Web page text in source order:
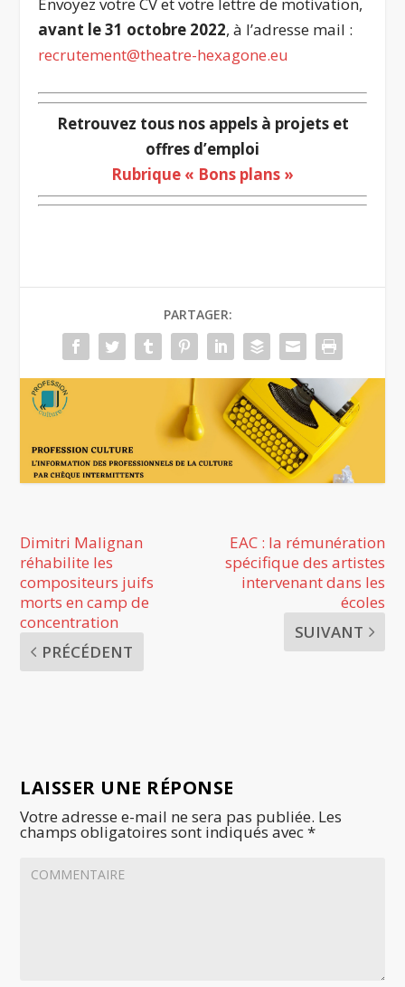
avant le 31 octobre 2022, à l’adresse mail :
recrutement@theatre-hexagone.eu
Retrouvez tous nos appels à projets et
offres d’emploi
Rubrique « Bons plans »
PARTAGER:
Dimitri Malignan
réhabilite les
compositeurs juifs
morts en camp de
concentration
PRÉCÉDENT
EAC : la rémunération
spécifique des artistes
intervenant dans les
écoles
SUIVANT
LAISSER UNE RÉPONSE
Votre adresse e-mail ne sera pas publiée. Les
champs obligatoires sont indiqués avec*